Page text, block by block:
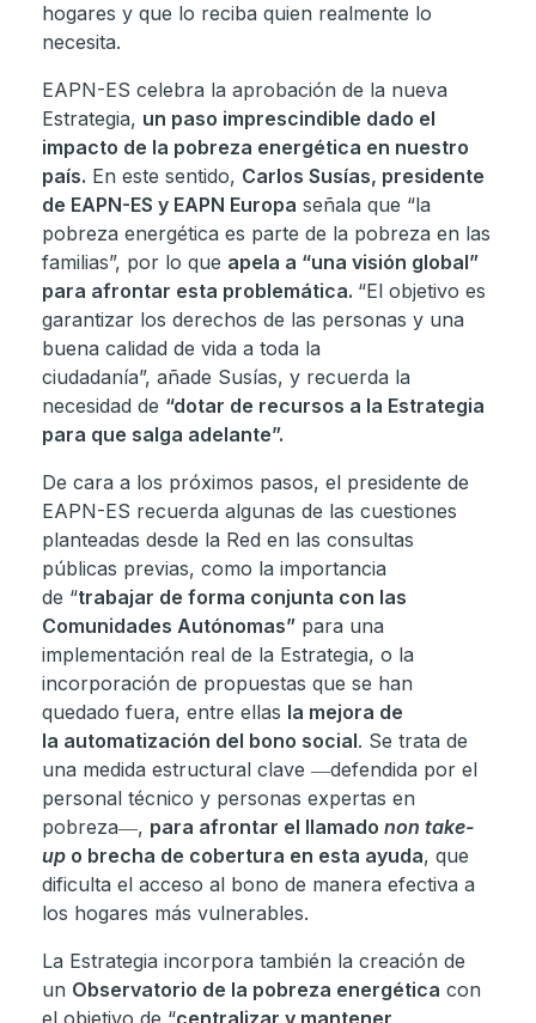
hogares y que lo reciba quien realmente lo
necesita.
EAPN-ES celebra la aprobación de la nueva
Estrategia, un paso imprescindible dado el
impacto de la pobreza energética en nuestro
país. En este sentido, Carlos Susías, presidente
de EAPN-ES y EAPN Europa señala que “la
pobreza energética es parte de la pobreza en las
familias”, por lo que apela a “una visión global”
para afrontar esta problemática. “El objetivo es
garantizar los derechos de las personas y una
buena calidad de vida a toda la
ciudadanía”, añade Susías, y recuerda la
necesidad de “dotar de recursos a la Estrategia
para que salga adelante”.
De cara a los próximos pasos, el presidente de
EAPN-ES recuerda algunas de las cuestiones
planteadas desde la Red en las consultas
públicas previas, como la importancia
de “trabajar de forma conjunta con las
Comunidades Autónomas” para una
implementación real de la Estrategia, o la
incorporación de propuestas que se han
quedado fuera, entre ellas la mejora de
la automatización del bono social. Se trata de
una medida estructural clave ―defendida por el
personal técnico y personas expertas en
pobreza―, para afrontar el llamado non take-
up o brecha de cobertura en esta ayuda, que
dificulta el acceso al bono de manera efectiva a
los hogares más vulnerables.
La Estrategia incorpora también la creación de
un Observatorio de la pobreza energética con